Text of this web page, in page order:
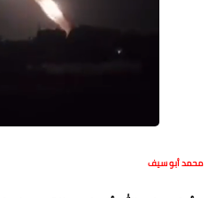
محمد أبو سيف